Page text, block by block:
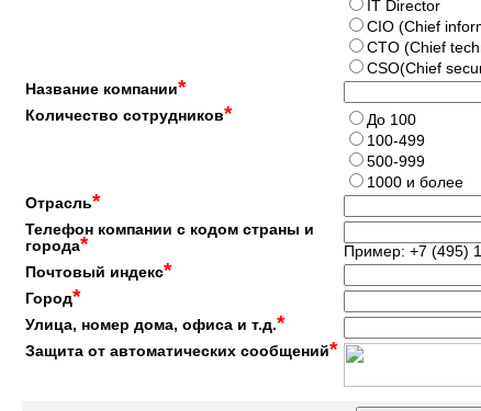
IT Director
CIO (Chief
CTO (Chief
CSO(Chief
Название компании*
Количество сотрудников*
До 100
100-499
500-999
1000 и более
Отрасль*
Телефон компании с кодом страны и
города*
Пример: +7 (495)
Почтовый индекс*
Город*
Улица, номер дома, офиса и т.д.*
Защита от автоматических сообщений*